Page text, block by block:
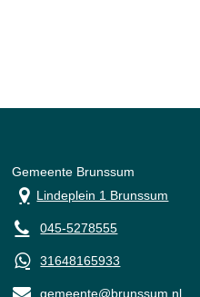
Gemeente Brunssum
Lindeplein 1 Brunssum
045-5278555
31648165933
gemeente@brunssum.nl